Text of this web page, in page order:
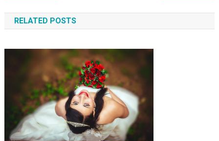
wpisu
RELATED POSTS